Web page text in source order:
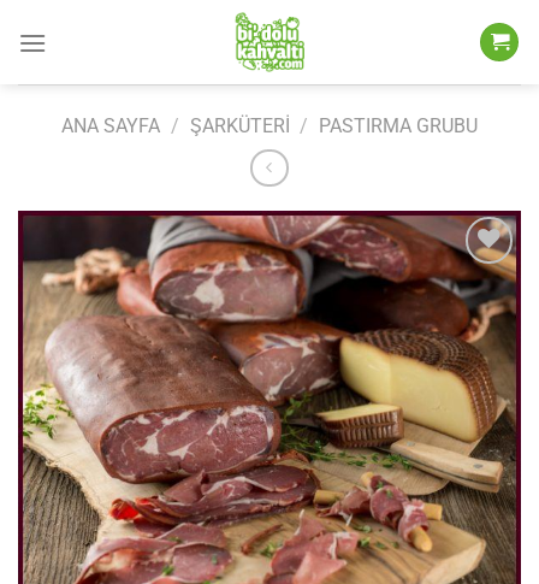
atla
ANA SAYFA / ŞARKÜTERI / PASTIRMA GRUBU
Add to
wishlist